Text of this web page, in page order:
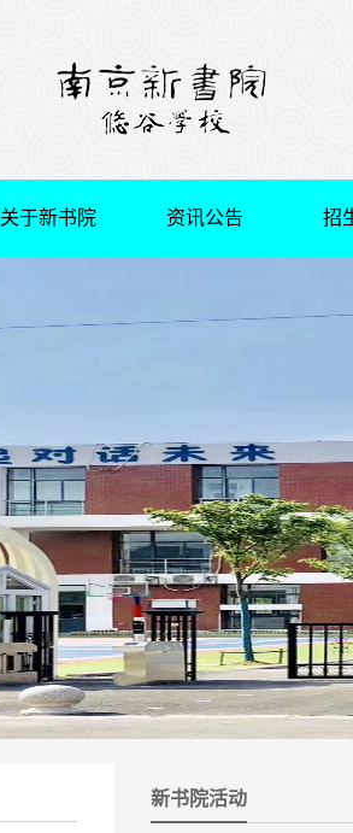
关于新书院 资讯公告 招
新书院活动